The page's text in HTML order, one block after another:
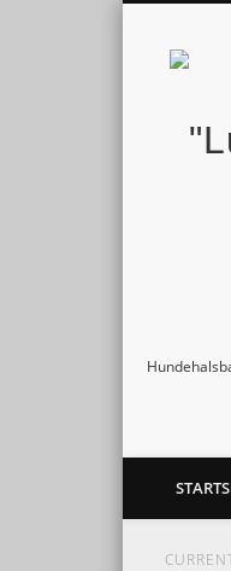
PinterestGoogle+